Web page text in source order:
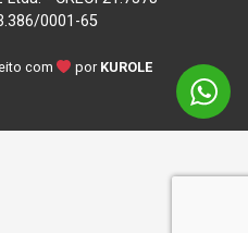
0001-65
com por KUROLE